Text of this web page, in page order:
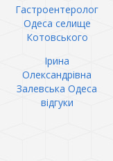
Гастроентеролог
Одеса селище
Котовського
Ірина
Олександрівна
Залевська Одеса
відгуки